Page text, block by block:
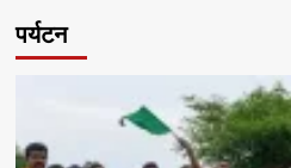
पर्यटन